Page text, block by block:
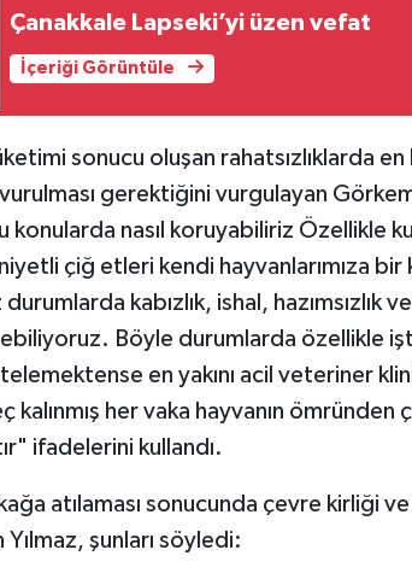
Çanakkale Lapseki’yi üzen vefat
İçeriği Görüntüle
sonucu oluşan rahatsızlıklarda en
gerektiğini vurgulayan
konularda nasıl koruyabiliriz Özellikle
çiğ etleri kendi hayvanlarımıza
kabızlık, ishal, hazımsızlık
Böyle durumlarda özellikle
en yakını acil veteriner
her vaka hayvanın ömründen
ifadelerini kullandı.
atılaması sonucunda çevre kirliği
şunları söyledi: